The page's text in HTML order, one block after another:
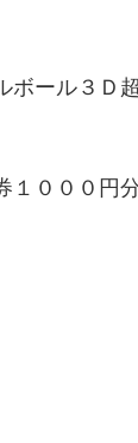
ボール３Ｄ
１０００円